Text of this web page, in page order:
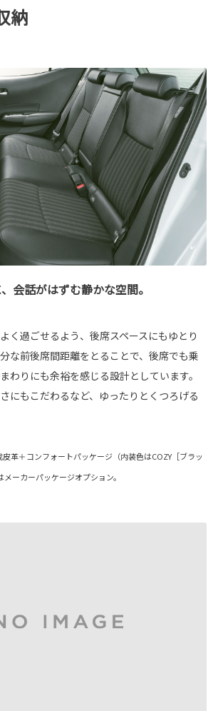
納
会話がはずむ静かな空間。
く過ごせるよう、後席スペースにもゆとり
な前後席間距離をとることで、後席でも乗
わりにも余裕を感じる設計としています。
にもこだわるなど、ゆったりとくつろげる
革＋コンフォートパッケージ（内装色はCOZY［ブラッ
ーカーパッケージオプション。